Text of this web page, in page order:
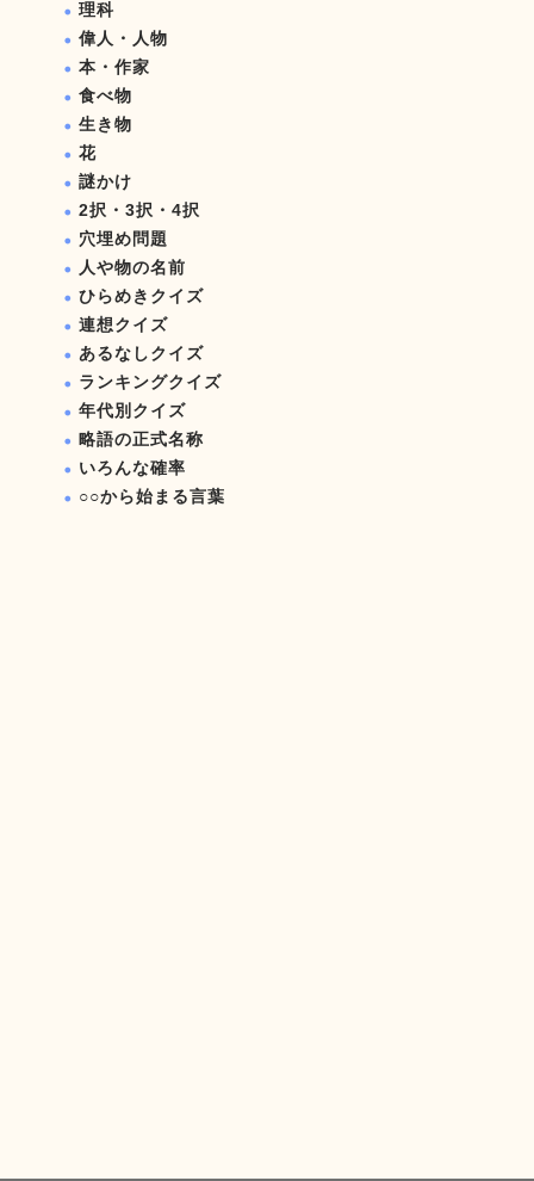
理科
偉人・人物
本・作家
食べ物
生き物
花
謎かけ
2択・3択・4択
穴埋め問題
人や物の名前
ひらめきクイズ
連想クイズ
あるなしクイズ
ランキングクイズ
年代別クイズ
略語の正式名称
いろんな確率
○○から始まる言葉